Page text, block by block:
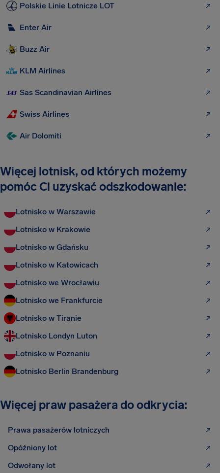
Polskie Linie Lotnicze LOT
Enter Air
Buzz Air
KLM Airlines
Sas Scandinavian Airlines
Swiss Airlines
Air Dolomiti
Więcej lotnisk, od których możemy
pomóc Ci uzyskać odszkodowanie:
Lotnisko w Warszawie
Lotnisko w Krakowie
Lotnisko w Gdańsku
Lotnisko w Katowicach
Lotnisko we Wrocławiu
Lotnisko we Frankfurcie
Lotnisko w Tiranie
Lotnisko Londyn Luton
Lotnisko w Poznaniu
Lotnisko Berlin Brandenburg
Więcej praw pasażera do odkrycia:
Prawa pasażerów lotniczych
Opóźniony lot
Odwołany lot